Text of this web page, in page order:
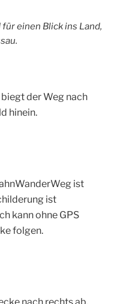
einen Blick ins Land,
der Weg nach
hinein.
ist
ist
kann ohne GPS
folgen.